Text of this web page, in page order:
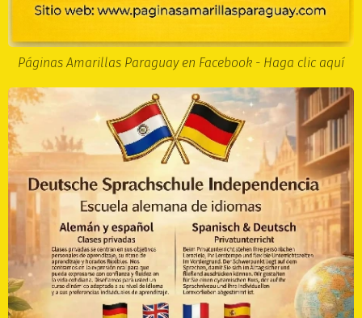
Páginas Amarillas Paraguay en Facebook - Haga clic aquí